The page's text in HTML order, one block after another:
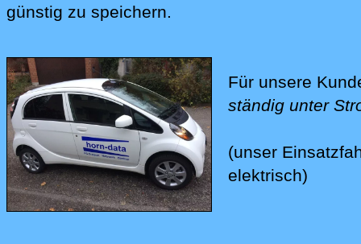
günstig zu speichern.
Für unsere
ständig unter
(unser
elektrisch)